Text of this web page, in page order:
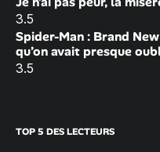
3.5
Spider-Man : Brand
qu’on avait presque
3.5
TOP 5 DES LECTEURS